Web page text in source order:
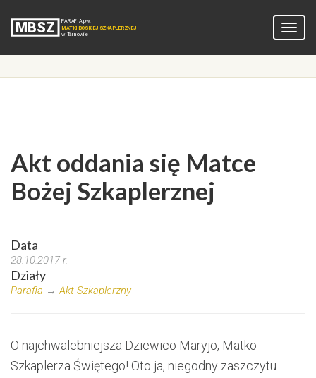
Akt oddania się Matce
Bożej Szkaplerznej
Data
28.10.2017 r.
Działy
Parafia →Akt Szkaplerzny
O najchwalebniejsza Dziewico Maryjo, Matko
Szkaplerza Świętego! Oto ja, niegodny zaszczytu